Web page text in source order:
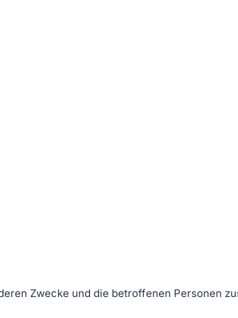
Zwecke und die betroffenen Personen